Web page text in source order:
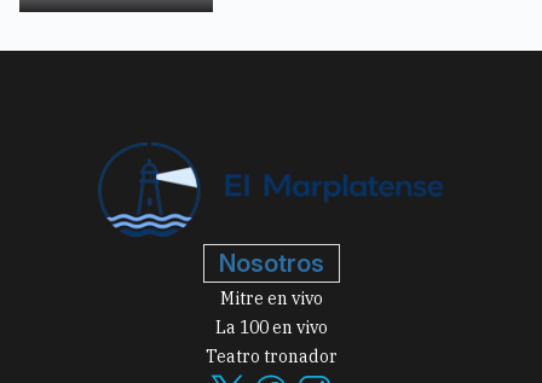
Nosotros
Mitre en vivo
La 100 en vivo
Teatro tronador